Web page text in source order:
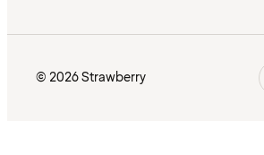
© 2026 Strawberry